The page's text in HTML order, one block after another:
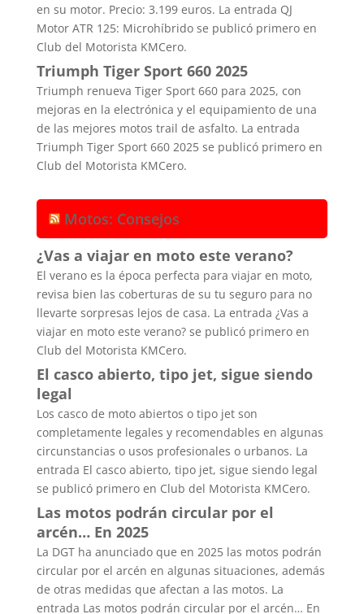
en su motor. Precio: 3.199 euros. La entrada QJ
Motor ATR 125: Microhíbrido se publicó primero en
Club del Motorista KMCero.
Triumph Tiger Sport 660 2025
Triumph renueva Tiger Sport 660 para 2025, con
mejoras en la electrónica y el equipamiento de una
de las mejores motos trail de asfalto. La entrada
Triumph Tiger Sport 660 2025 se publicó primero en
Club del Motorista KMCero.
Motos: Consejos
¿Vas a viajar en moto este verano?
El verano es la época perfecta para viajar en moto,
revisa bien las coberturas de su tu seguro para no
llevarte sorpresas lejos de casa. La entrada ¿Vas a
viajar en moto este verano? se publicó primero en
Club del Motorista KMCero.
El casco abierto, tipo jet, sigue siendo
legal
Los casco de moto abiertos o tipo jet son
completamente legales y recomendables en algunas
circunstancias o usos profesionales o urbanos. La
entrada El casco abierto, tipo jet, sigue siendo legal
se publicó primero en Club del Motorista KMCero.
Las motos podrán circular por el
arcén… En 2025
La DGT ha anunciado que en 2025 las motos podrán
circular por el arcén en algunas situaciones, además
de otras medidas que afectan a las motos. La
entrada Las motos podrán circular por el arcén… En